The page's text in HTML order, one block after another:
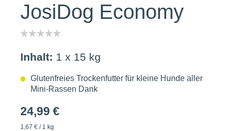
JosiDog Economy
Inhalt: 1 x 15 kg
Glutenfreies Trockenfutter für kleine Hunde aller
Mini-Rassen Dank
24,99 €
1,67 € / 1 kg